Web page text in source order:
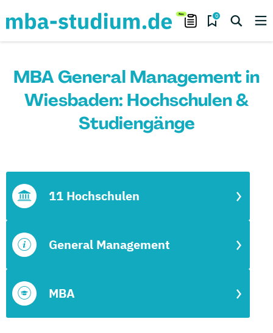
0
MBA General Management in
Wiesbaden: Hochschulen &
Studiengänge
MBA
General Management
11 Hochschulen